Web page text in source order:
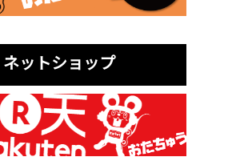
ネットショップ